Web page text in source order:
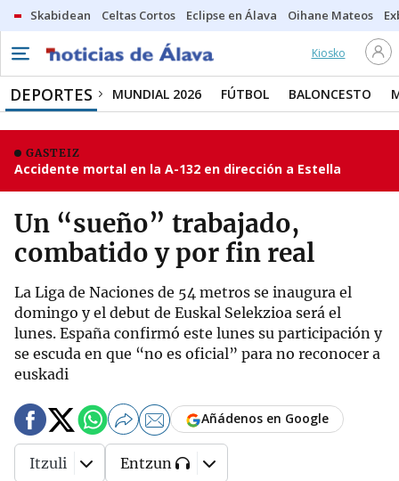
Skabidean Celtas Cortos Eclipse en Álava Oihane Mateos
Kiosko
DEPORTES MUNDIAL 2026 FÚTBOL BALONCESTO
GASTEIZ
Accidente mortal en la A-132 en dirección a Estella
Un “sueño” trabajado,
combatido y por fin real
La Liga de Naciones de 54 metros se inaugura el
domingo y el debut de Euskal Selekzioa será el
lunes. España confirmó este lunes su participación y
se escuda en que “no es oficial” para no reconocer a
euskadi
Añádenos en Google
Itzuli Entzun